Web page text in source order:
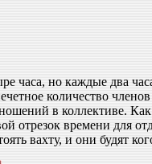
часа, но каждые два
количество
в коллективе.
отрезок времени для
вахту, и они будят